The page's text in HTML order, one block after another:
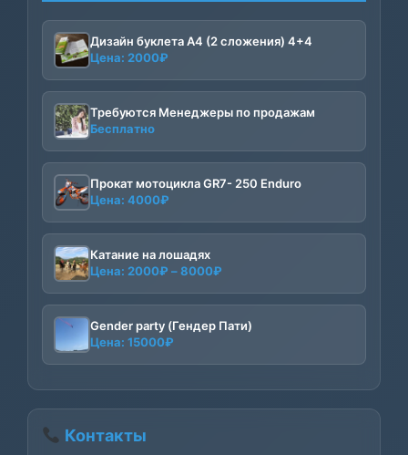
Дизайн буклета А4 (2 сложения) 4+4
Цена: 2000₽
Требуются Менеджеры по продажам
Бесплатно
Прокат мотоцикла GR7- 250 Enduro
Цена: 4000₽
Катание на лошадях
Цена: 2000₽ –8000₽
2000₽
–
Gender party (Гендер Пати)
Цена: 15000₽
Контакты